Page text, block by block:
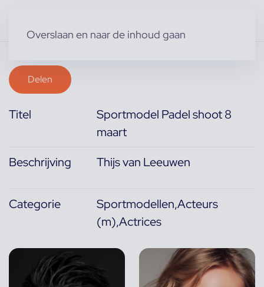
Overslaan en naar de inhoud gaan
Delen
Titel
Sportmodel Padel shoot 8
maart
Beschrijving
Thijs van Leeuwen
Categorie
Sportmodellen,Acteurs
(m),Actrices